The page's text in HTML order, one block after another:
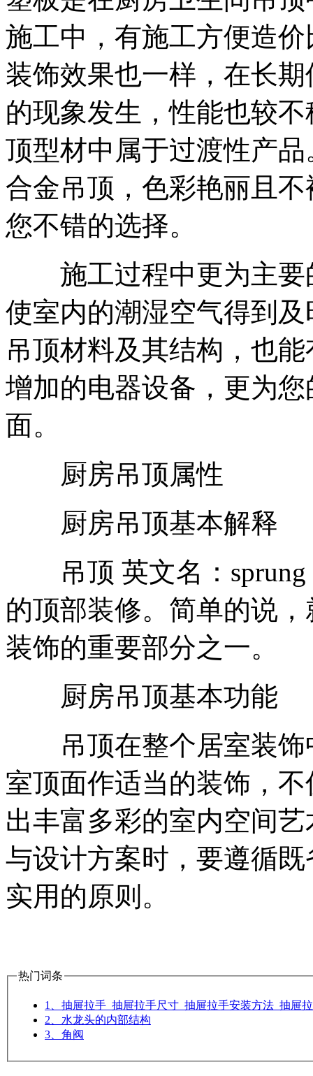
施工中，有施工方便造
装饰效果也一样，在长
的现象发生，性能也较
顶型材中属于过渡性产
合金吊顶，色彩艳丽且
您不错的选择。
施工过程中更为主要
使室内的潮湿空气得到
吊顶材料及其结构，也
增加的电器设备，更为
面。
厨房吊顶属性
厨房吊顶基本解释
吊顶 英文名：sprung
的顶部装修。简单的说
装饰的重要部分之一。
厨房吊顶基本功能
吊顶在整个居室装饰
室顶面作适当的装饰，
出丰富多彩的室内空间
与设计方案时，要遵循
实用的原则。
热门词条
1、抽屉拉手_抽屉拉手尺寸_抽屉拉手安装方法_抽屉
2、水龙头的内部结构
3、角阀